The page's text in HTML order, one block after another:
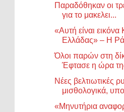
Παραδόθηκαν οι
για το μακελει...
«Αυτή είναι εικόνα
Ελλάδας» – Η
Όλοι παρών στη
Έφτασε η ώρα
Νέες βελτιωτικές
μισθολογικά,
«Μηνυτήρια